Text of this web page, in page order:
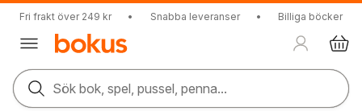
Fri frakt över 249 kr • Snabba leveranser • Billiga böcker
Sök bok, spel, pussel, penna...